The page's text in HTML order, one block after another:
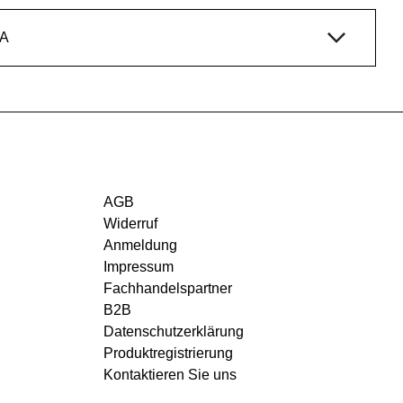
AGB
Widerruf
Anmeldung
Impressum
Fachhandelspartner
B2B
Datenschutzerklärung
Produktregistrierung
Kontaktieren Sie uns